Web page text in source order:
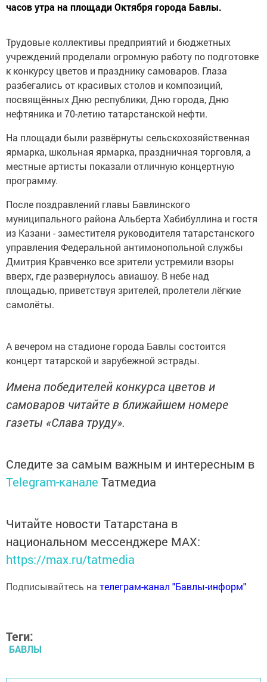
часов утра на площади Октября города Бавлы.
Трудовые коллективы предприятий и бюджетных
учреждений проделали огромную работу по подготовке
к конкурсу цветов и празднику самоваров. Глаза
разбегались от красивых столов и композиций,
посвящённых Дню республики, Дню города, Дню
нефтяника и 70-летию татарстанской нефти.
На площади были развёрнуты сельскохозяйственная
ярмарка, школьная ярмарка, праздничная торговля, а
местные артисты показали отличную концертную
программу.
После поздравлений главы Бавлинского
муниципального района Альберта Хабибуллина и гостя
из Казани - заместителя руководителя татарстанского
управления Федеральной антимонопольной службы
Дмитрия Кравченко все зрители устремили взоры
вверх, где развернулось авиашоу. В небе над
площадью, приветствуя зрителей, пролетели лёгкие
самолёты.
А вечером на стадионе города Бавлы состоится
концерт татарской и зарубежной эстрады.
Имена победителей конкурса цветов и
самоваров читайте в ближайшем номере
газеты «Слава труду».
Следите за самым важным и интересным в
Telegram-канале Татмедиа
Читайте новости Татарстана в
национальном мессенджере MАХ:
https://max.ru/tatmedia
Подписывайтесь на телеграм-канал "Бавлы-информ"
Теги:
БАВЛЫ